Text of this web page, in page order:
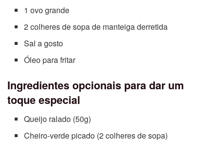
1 ovo grande
2 colheres de sopa de manteiga derretida
Sal a gosto
Óleo para fritar
Ingredientes opcionais para dar um
toque especial
Queijo ralado (50g)
Cheiro-verde picado (2 colheres de sopa)